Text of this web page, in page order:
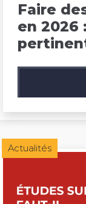
Faire
en 2026
Actualités